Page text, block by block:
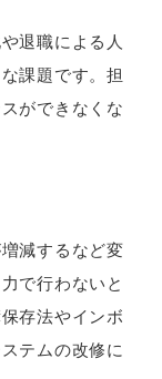
退職による人
課題です。担
ができなくな
減するなど変
で行わないと
存法やインボ
テムの改修に